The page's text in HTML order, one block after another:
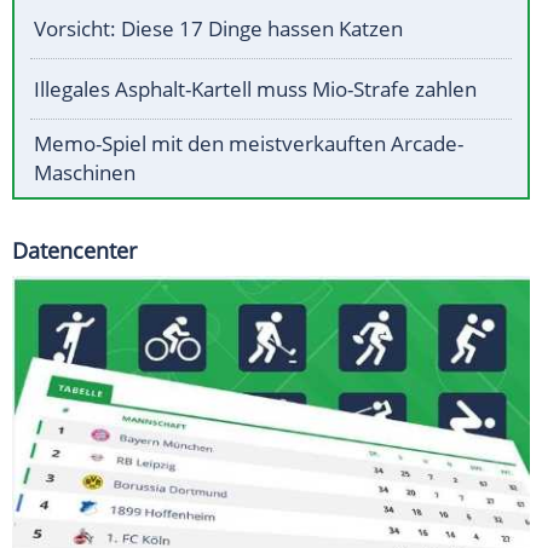
Vorsicht: Diese 17 Dinge hassen Katzen
Illegales Asphalt-Kartell muss Mio-Strafe zahlen
Memo-Spiel mit den meistverkauften Arcade-
Maschinen
Datencenter